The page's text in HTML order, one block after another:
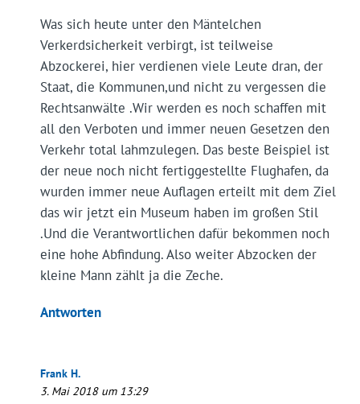
Was sich heute unter den Mäntelchen
Verkerdsicherkeit verbirgt, ist teilweise
Abzockerei, hier verdienen viele Leute dran, der
Staat, die Kommunen,und nicht zu vergessen die
Rechtsanwälte .Wir werden es noch schaffen mit
all den Verboten und immer neuen Gesetzen den
Verkehr total lahmzulegen. Das beste Beispiel ist
der neue noch nicht fertiggestellte Flughafen, da
wurden immer neue Auflagen erteilt mit dem Ziel
das wir jetzt ein Museum haben im großen Stil
.Und die Verantwortlichen dafür bekommen noch
eine hohe Abfindung. Also weiter Abzocken der
kleine Mann zählt ja die Zeche.
Antworten
Frank H.
3. Mai 2018 um 13:29